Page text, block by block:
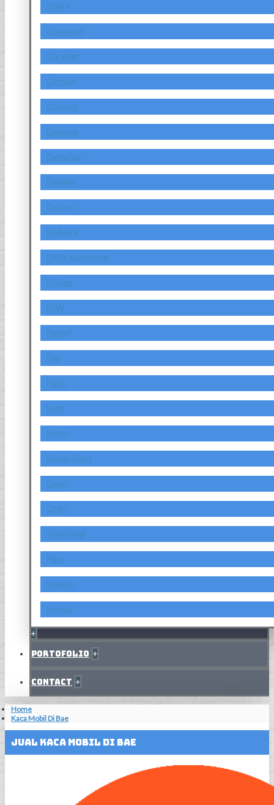
Chery
Chevrolet
Chrysler
Citroen
Custom
Daewoo
Daihatsu
Daimler
Datsun
Delivery
DFSK Dongfeng
Dodge
FAW
Ferrari
Fiat
Fiath
Ford
Foton
Fuyao Glass
Geely
GMC
GreatWall
Hino
Holden
Honda
+
Portofolio +
Contact +
Home
Kaca Mobil Di Bae
Jual Kaca Mobil Di Bae